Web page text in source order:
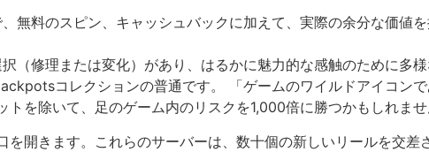
無料のスピン、キャッシュバックに加えて、実際の余分な価値
修理または変化）があり、はるかに魅力的な感触のために多様
コレクションの普通です。 「ゲームのワイルドアイコン
を除いて、足のゲーム内のリスクを1,000倍に勝つかもしれませ
開きます。これらのサーバーは、数十個の新しいリールを交